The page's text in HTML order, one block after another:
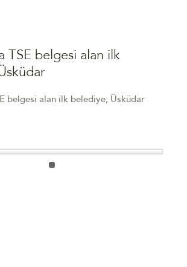
TSE belgesi alan ilk
belgesi alan ilk belediye; Üsküdar